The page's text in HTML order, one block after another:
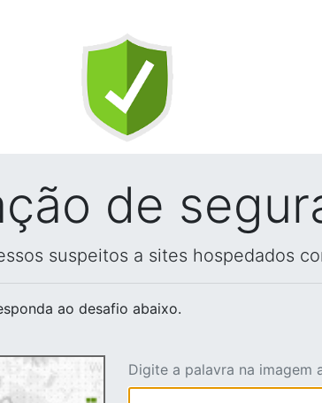
de
suspeitos a sites hospedados
ao desafio abaixo.
Digite a palavra na imagem